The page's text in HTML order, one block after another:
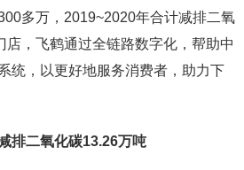
多万，2019~2020年合计减排二氧
店，飞鹤通过全链路数字化，帮助中
统，以更好地服务消费者，助力下
排二氧化碳13.26万吨